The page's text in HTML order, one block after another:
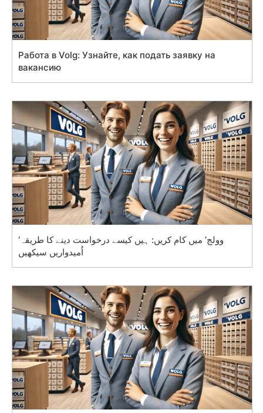
Работа в Volg: Узнайте, как подать заявку на
вакансию
‘وولج’ میں کام کریں: ہیں کیسے درخواست دینے کا طریقہ
اُمیدواریں سیکھیں